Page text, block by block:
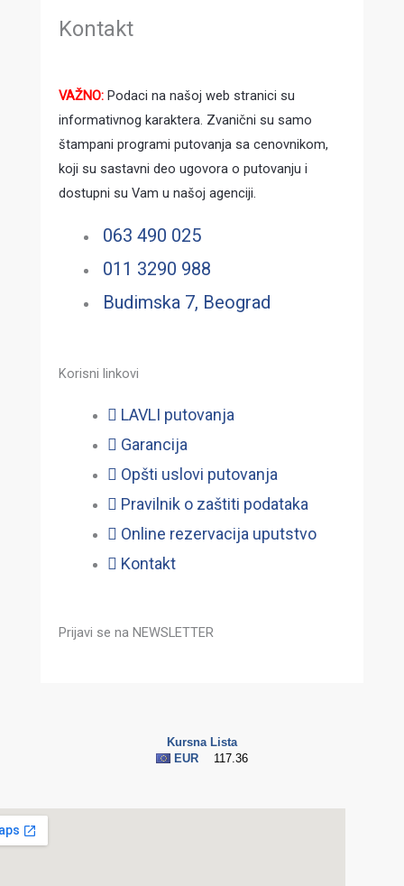
Kontakt
VAŽNO: Podaci na našoj web stranici su
informativnog karaktera. Zvanični su samo
štampani programi putovanja sa cenovnikom,
koji su sastavni deo ugovora o putovanju i
dostupni su Vam u našoj agenciji.
063 490 025
011 3290 988
Budimska 7, Beograd
Korisni linkovi
LAVLI putovanja
Garancija
Opšti uslovi putovanja
Pravilnik o zaštiti podataka
Online rezervacija uputstvo
Kontakt
Prijavi se na NEWSLETTER